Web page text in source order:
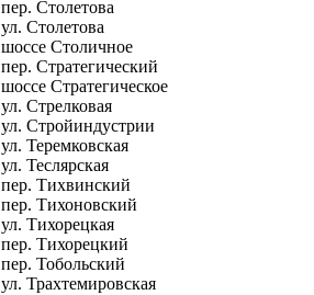
пер. Столетова
ул. Столетова
шоссе Столичное
пер. Стратегический
шоссе Стратегическое
ул. Стрелковая
ул. Стройиндустрии
ул. Теремковская
ул. Теслярская
пер. Тихвинский
пер. Тихоновский
ул. Тихорецкая
пер. Тихорецкий
пер. Тобольский
ул. Трахтемировская